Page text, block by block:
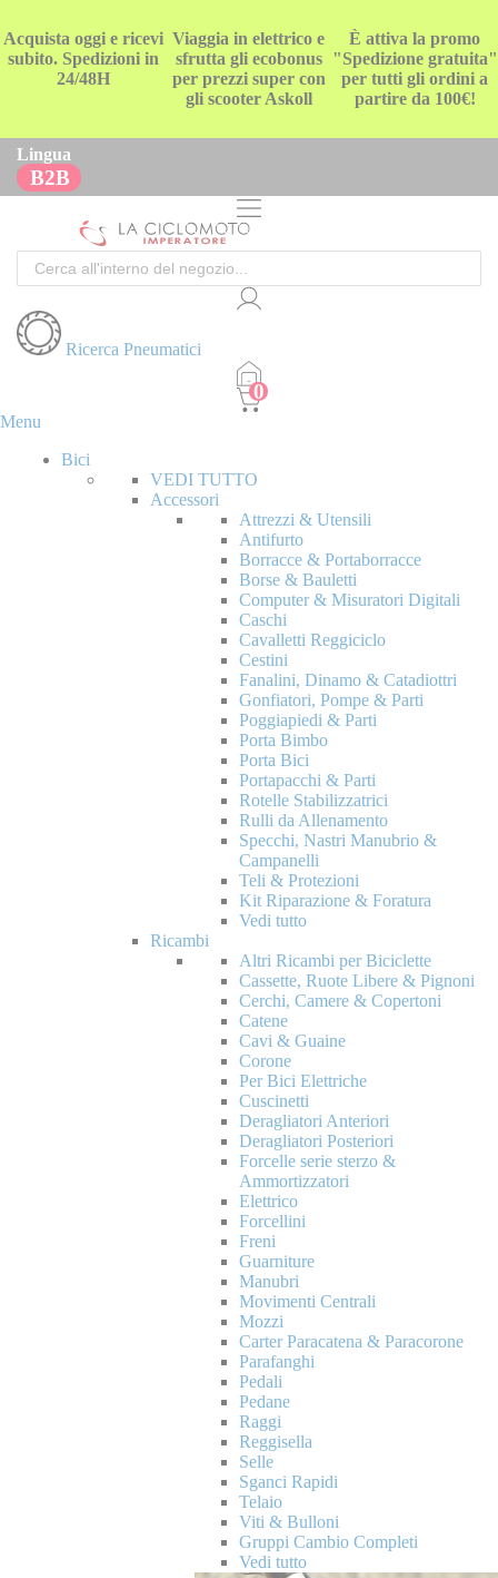
Acquista oggi e ricevi
subito. Spedizioni in
24/48H
Viaggia in elettrico e
sfrutta gli ecobonus
per prezzi super con
gli scooter Askoll
È attiva la promo
"Spedizione gratuita"
per tutti gli ordini a
partire da 100€!
Lingua
B2B
Cerca
Ricerca Pneumatici
Menu
Bici
VEDI TUTTO
Accessori
Attrezzi & Utensili
Antifurto
Borracce & Portaborracce
Borse & Bauletti
Computer & Misuratori Digitali
Caschi
Cavalletti Reggiciclo
Cestini
Fanalini, Dinamo & Catadiottri
Gonfiatori, Pompe & Parti
Poggiapiedi & Parti
Porta Bimbo
Porta Bici
Portapacchi & Parti
Rotelle Stabilizzatrici
Rulli da Allenamento
Specchi, Nastri Manubrio &
Campanelli
Teli & Protezioni
Kit Riparazione & Foratura
Vedi tutto
Ricambi
Altri Ricambi per Biciclette
Cassette, Ruote Libere & Pignoni
Cerchi, Camere & Copertoni
Catene
Cavi & Guaine
Corone
Per Bici Elettriche
Cuscinetti
Deragliatori Anteriori
Deragliatori Posteriori
Forcelle serie sterzo &
Ammortizzatori
Elettrico
Forcellini
Freni
Guarniture
Manubri
Movimenti Centrali
Mozzi
Carter Paracatena & Paracorone
Parafanghi
Pedali
Pedane
Raggi
Reggisella
Selle
Sganci Rapidi
Telaio
Viti & Bulloni
Gruppi Cambio Completi
Vedi tutto